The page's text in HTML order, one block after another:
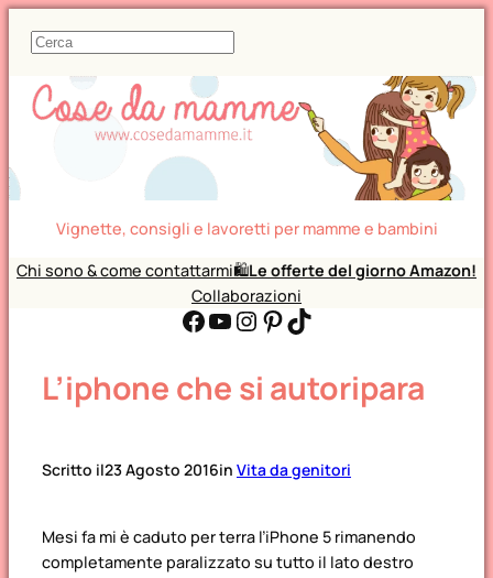
C
r
c
Vignette, consigli e lavoretti per mamme e bambini
Chi sono & come contattarmi🛍️Le offerte del giorno Amazon!
Collaborazioni
Facebook YouTube Instagram Pinterest TikTok
L’iphone che si autoripara
Scritto il23 Agosto 2016in Vita da genitori
Mesi fa mi è caduto per terra l’iPhone 5 rimanendo
completamente paralizzato su tutto il lato destro